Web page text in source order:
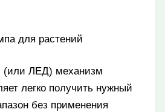
для растений
(или ЛЕД) механизм
легко получить нужный
без применения